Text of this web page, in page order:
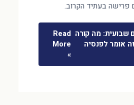
בעתיד הקרוב.
שבועית: מה קורה
אומר לפנסיה
Read
More
»